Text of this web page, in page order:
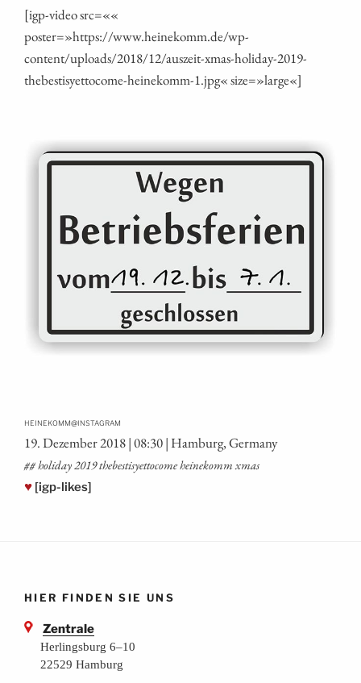
[igp-video src=««
poster=»https://www.heinekomm.de/wp-
content/uploads/2018/12/auszeit-xmas-holiday-2019-
thebestisyettocome-heinekomm‑1.jpg« size=»large«]
HEINEKOMM@INSTAGRAM
19. Dezem­ber 2018 | 08:30 | Ham­burg, Germany
## holi­day 2019 the­besti­sy­et­to­co­me hei­ne­komm xmas
♥ [igp-likes]
HIER FINDEN SIE UNS
Zentrale
Herlingsburg 6–10
22529 Hamburg